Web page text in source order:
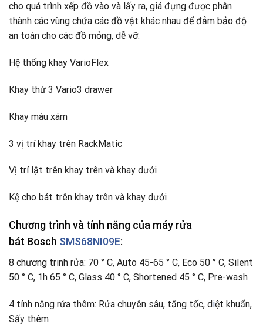
cho quá trình xếp đồ vào và lấy ra, giá đựng được phân
thành các vùng chứa các đồ vật khác nhau để đảm bảo độ
an toàn cho các đồ mỏng, dễ vỡ:
Hệ thống khay VarioFlex
Khay thứ 3 Vario3 drawer
Khay màu xám
3 vị trí khay trên RackMatic
Vị trí lật trên khay trên và khay dưới
Kệ cho bát trên khay trên và khay dưới
Chương trình và tính năng của máy rửa
bát Bosch SMS68NI09E:
8 chương trinh rửa: 70 ° C, Auto 45-65 ° C, Eco 50 ° C, Silent
50 ° C, 1h 65 ° C, Glass 40 ° C, Shortened 45 ° C, Pre-wash
4 tính năng rửa thêm: Rửa chuyên sâu, tăng tốc, diệt khuẩn,
Sấy thêm